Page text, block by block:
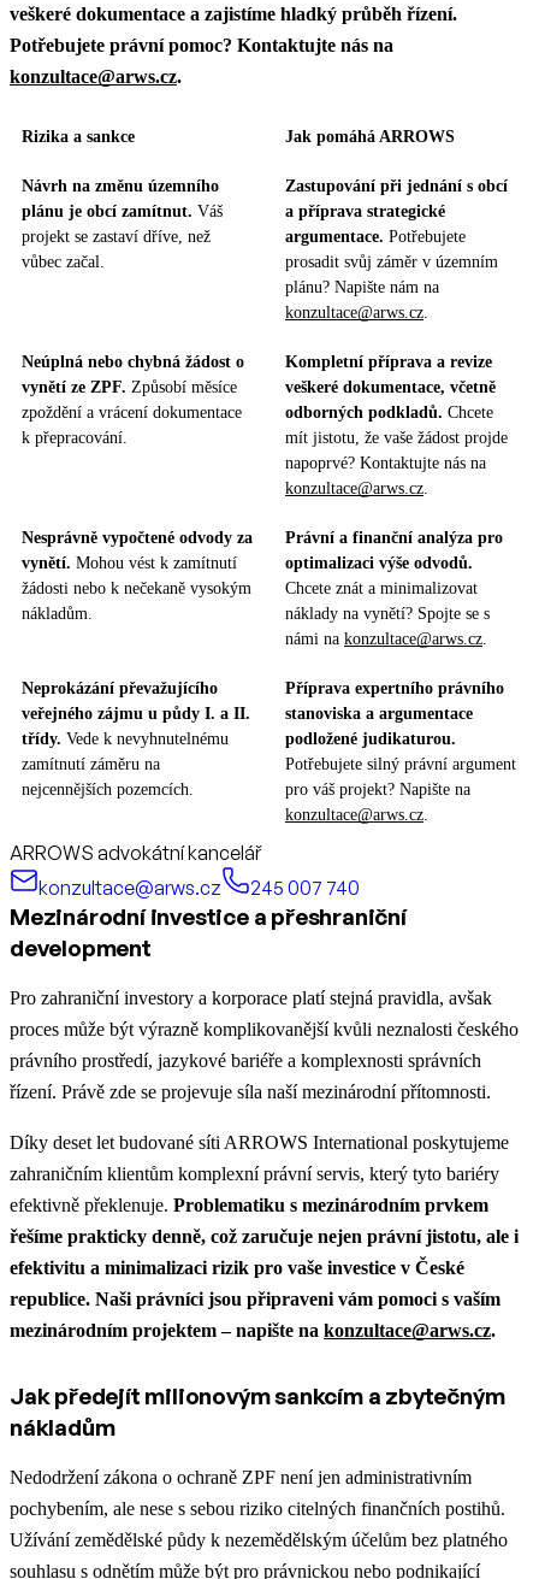
veškeré dokumentace a zajistíme hladký průběh řízení.
Potřebujete právní pomoc? Kontaktujte nás na
konzultace@arws.cz.
Rizika a sankce Jak pomáhá ARROWS
Návrh na změnu územního
plánu je obcí zamítnut. Váš
projekt se zastaví dříve, než
vůbec začal.
Zastupování při jednání s obcí
a příprava strategické
argumentace. Potřebujete
prosadit svůj záměr v územním
plánu? Napište nám na
konzultace@arws.cz
Neúplná nebo chybná žádost o
vynětí ze ZPF. Způsobí měsíce
zpoždění a vrácení dokumentace
k přepracování.
Kompletní příprava a revize
veškeré dokumentace, včetně
odborných podkladů. Chcete
mít jistotu, že vaše žádost projde
napoprvé? Kontaktujte nás na
konzultace@arws.cz
Nesprávně vypočtené odvody za
vynětí. Mohou vést k zamítnutí
žádosti nebo k nečekaně vysokým
nákladům.
Právní a finanční analýza pro
optimalizaci výše odvodů.
Chcete znát a minimalizovat
náklady na vynětí? Spojte se s
námi na konzultace@arws.cz
Neprokázání převažujícího
veřejného zájmu u půdy I. a II.
třídy. Vede k nevyhnutelnému
zamítnutí záměru na
nejcennějších pozemcích.
Příprava expertního právního
stanoviska a argumentace
podložené judikaturou.
Potřebujete silný právní argument
pro váš projekt? Napište na
konzultace@arws.cz
ARROWS advokátní kancelář
konzultace@arws.cz
245 007 740
Mezinárodní investice a přeshraniční
development
Pro zahraniční investory a korporace platí stejná pravidla, avšak
proces může být výrazně komplikovanější kvůli neznalosti českého
právního prostředí, jazykové bariéře a komplexnosti správních
řízení. Právě zde se projevuje síla naší mezinárodní přítomnosti.
Díky deset let budované síti ARROWS International poskytujeme
zahraničním klientům komplexní právní servis, který tyto bariéry
efektivně překlenuje. Problematiku s mezinárodním prvkem
řešíme prakticky denně, což zaručuje nejen právní jistotu, ale i
efektivitu a minimalizaci rizik pro vaše investice v České
republice. Naši právníci jsou připraveni vám pomoci s vaším
mezinárodním projektem – napište na konzultace@arws.cz.
Jak předejít milionovým sankcím a zbytečným
nákladům
Nedodržení zákona o ochraně ZPF není jen administrativním
pochybením, ale nese s sebou riziko citelných finančních postihů.
Užívání zemědělské půdy k nezemědělským účelům bez platného
souhlasu s odnětím může být pro právnickou nebo podnikající